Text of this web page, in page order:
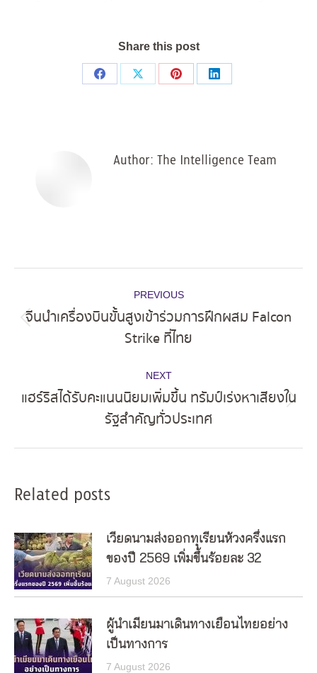
Share this post
Share
Share
Share
Share
Author: The Intelligence Team
navigation
PREVIOUS
Previous
post:
จีนนำเครื่องบินขั้นสูงเข้าร่วมการฝึกผสม Falcon
Strike ที่ไทย
NEXT
Next
post:
แฮร์ริสได้รับคะแนนนิยมเพิ่มขึ้น ทรัมป์เร่งหาเสียงใน
รัฐสำคัญทั่วประเทศ
Related posts
เวียดนามส่งออกทุเรียนห้วงครึ่งแรก
ของปี 2569 เพิ่มขึ้นร้อยละ 32
7 August 2026
ผู้นำเมียนมาเดินทางเยือนไทยอย่าง
เป็นทางการ
7 August 2026